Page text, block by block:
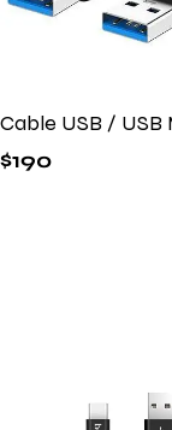
Cable USB / USB
$190